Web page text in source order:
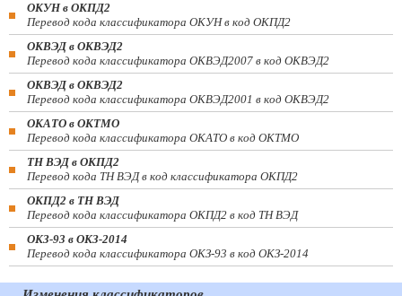
ОКУН в ОКПД2
Перевод кода классификатора ОКУН в код ОКПД2
ОКВЭД в ОКВЭД2
Перевод кода классификатора ОКВЭД2007 в код ОКВЭД2
ОКВЭД в ОКВЭД2
Перевод кода классификатора ОКВЭД2001 в код ОКВЭД2
ОКАТО в ОКТМО
Перевод кода классификатора ОКАТО в код ОКТМО
ТН ВЭД в ОКПД2
Перевод кода ТН ВЭД в код классификатора ОКПД2
ОКПД2 в ТН ВЭД
Перевод кода классификатора ОКПД2 в код ТН ВЭД
ОКЗ-93 в ОКЗ-2014
Перевод кода классификатора ОКЗ-93 в код ОКЗ-2014